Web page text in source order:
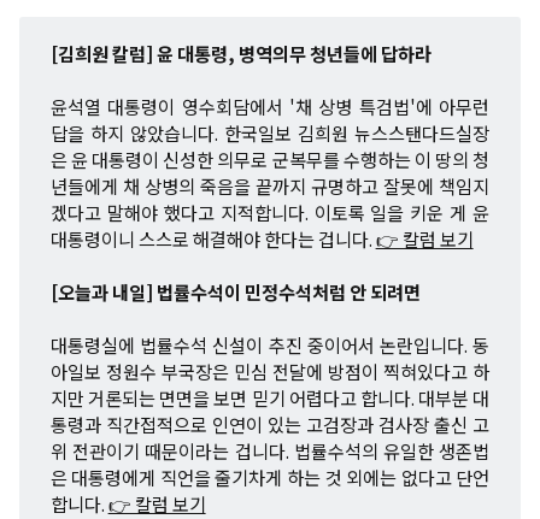
[김희원 칼럼] 윤 대통령, 병역의무 청년들에 답하라
윤석열 대통령이 영수회담에서 '채 상병 특검법'에 아무런
답을 하지 않았습니다. 한국일보 김희원 뉴스스탠다드실장
은 윤 대통령이 신성한 의무로 군복무를 수행하는 이 땅의 청
년들에게 채 상병의 죽음을 끝까지 규명하고 잘못에 책임지
겠다고 말해야 했다고 지적합니다. 이토록 일을 키운 게 윤
대통령이니 스스로 해결해야 한다는 겁니다.👉 칼럼 보기
[오늘과 내일] 법률수석이 민정수석처럼 안 되려면
대통령실에 법률수석 신설이 추진 중이어서 논란입니다. 동
아일보 정원수 부국장은 민심 전달에 방점이 찍혀있다고 하
지만 거론되는 면면을 보면 믿기 어렵다고 합니다. 대부분 대
통령과 직간접적으로 인연이 있는 고검장과 검사장 출신 고
위 전관이기 때문이라는 겁니다. 법률수석의 유일한 생존법
은 대통령에게 직언을 줄기차게 하는 것 외에는 없다고 단언
합니다.👉 칼럼 보기